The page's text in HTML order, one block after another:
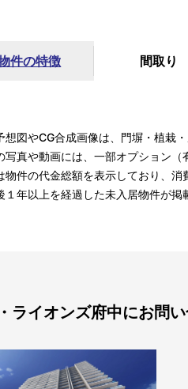
件の特徴 間取り
想図やCG合成画像は、門塀・植栽
写真や動画には、一部オプション（
物件の代金総額を表示しており、消
１年以上を経過した未入居物件が掲
ライオンズ府中にお問